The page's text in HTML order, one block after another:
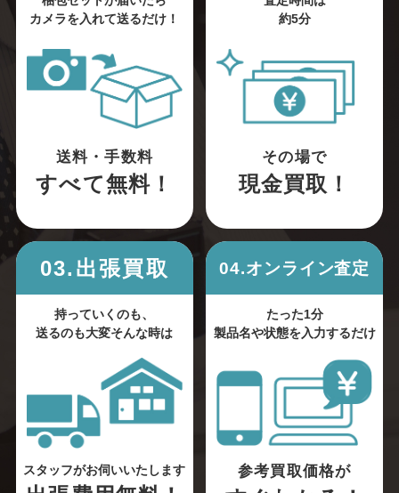
カメラを入れて送るだけ！
送料・手数料
すべて無料！
約5分
その場で
現金買取！
03.出張買取
持っていくのも、
送るのも大変そんな時は
スタッフがお伺いいたします
04.オンライン査定
たった1分
製品名や状態を入力するだけ
参考買取価格が